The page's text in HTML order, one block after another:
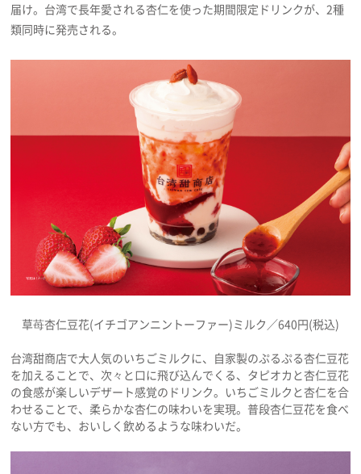
届け。台湾で長年愛される杏仁を使った期間限定ドリンクが、2種
類同時に発売される。
草苺杏仁豆花(イチゴアンニントーファー)ミルク／640円(税込)
台湾甜商店で大人気のいちごミルクに、自家製のぷるぷる杏仁豆花
を加えることで、次々と口に飛び込んでくる、タピオカと杏仁豆花
の食感が楽しいデザート感覚のドリンク。いちごミルクと杏仁を合
わせることで、柔らかな杏仁の味わいを実現。普段杏仁豆花を食べ
ない方でも、おいしく飲めるような味わいだ。